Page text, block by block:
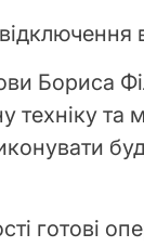
Бориса
техніку та
готові